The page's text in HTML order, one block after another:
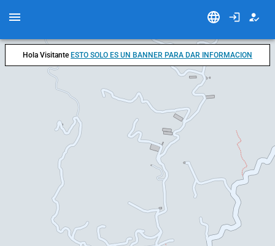
Hola Visitante ESTO SOLO ES UN BANNER PARA DAR INFORMACION